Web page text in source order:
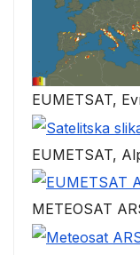
EUMETSAT,
EUMETSAT,
METEOSAT